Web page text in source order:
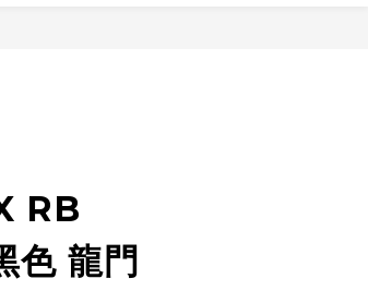
RB
色 龍門